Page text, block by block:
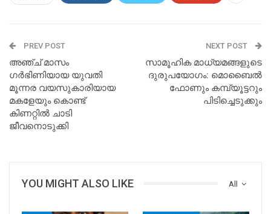
PREV POST
അഞ്ച് മാസം
ഗര്‍ഭിണിയായ യുവതി
മൂന്നര വയസുകാരിയായ
മകളേയും കൊണ്ട്
കിണറ്റില്‍ ചാടി
ജീവനൊടുക്കി
NEXT POST
സാമൂഹിക മാധ്യമങ്ങളുടെ
ദുരുപയോഗം: മൊബൈല്‍
ഫോണും കമ്പ്യൂട്ടറും
പിടിച്ചെടുക്കും
All
YOU MIGHT ALSO LIKE